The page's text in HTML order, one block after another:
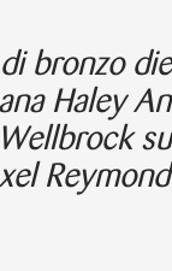
bronzo
Haley